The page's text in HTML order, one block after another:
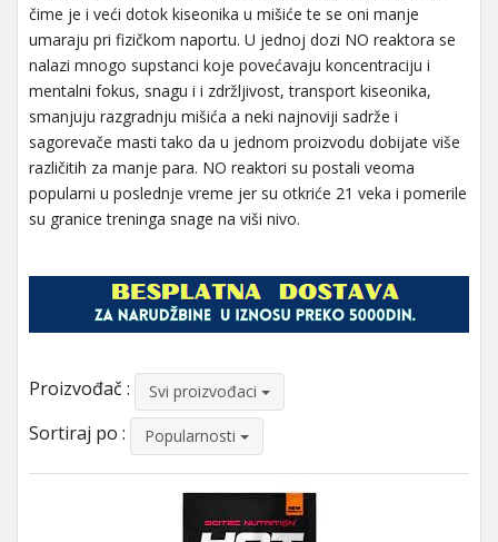
čime je i veći dotok kiseonika u mišiće te se oni manje
umaraju pri fizičkom naportu. U jednoj dozi NO reaktora se
nalazi mnogo supstanci koje povećavaju koncentraciju i
mentalni fokus, snagu i i zdržljivost, transport kiseonika,
smanjuju razgradnju mišića a neki najnoviji sadrže i
sagorevače masti tako da u jednom proizvodu dobijate više
različitih za manje para. NO reaktori su postali veoma
popularni u poslednje vreme jer su otkriće 21 veka i pomerile
su granice treninga snage na viši nivo.
Proizvođač : Svi proizvođaci
Sortiraj po : Popularnosti